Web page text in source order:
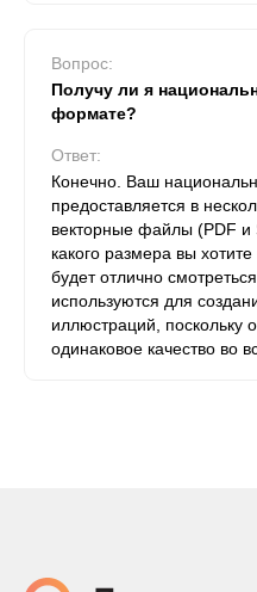
Вопрос:
Получу ли я
формате?
Ответ:
Конечно. Ваш
предоставляется в
векторные файлы (PDF и
какого размера вы
будет отлично
используются для
иллюстраций, поскольку
одинаковое качество во